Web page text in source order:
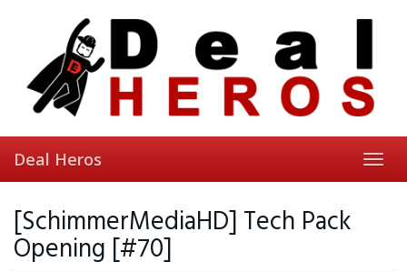
Deal Heros
[SchimmerMediaHD] Tech Pack
Opening [#70]